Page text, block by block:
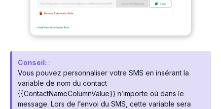
Conseil: :
Vous pouvez personnaliser votre SMS en insérant la
variable de nom du contact
{{ContactNameColumnValue}} n’importe où dans le
message. Lors de l’envoi du SMS, cette variable sera